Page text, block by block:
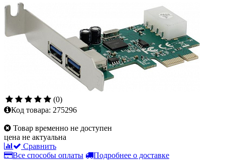
(0)
Код товара: 275296
Товар временно не доступен
цена не актуальна
Сравнить
Все способы оплаты
Подробнее о доставке